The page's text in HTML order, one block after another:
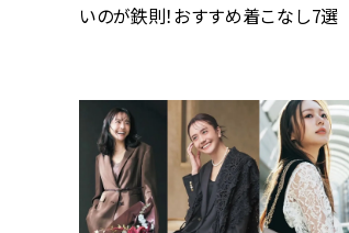
いのが鉄則！おすすめ着こなし7選